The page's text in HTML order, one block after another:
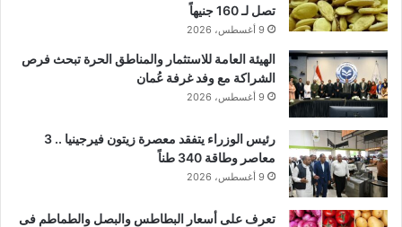
تصل لـ 160 جنيهاً
9 أغسطس، 2026
الهيئة العامة للاستثمار والمناطق الحرة تبحث فرص
الشراكة مع وفد غرفة عُمان
9 أغسطس، 2026
رئيس الوزراء يتفقد معصرة زيتون فيرجينيا .. 3
معاصر وطاقة 340 طناً
9 أغسطس، 2026
تعرف على أسعار البطاطس والبصل والطماطم فى